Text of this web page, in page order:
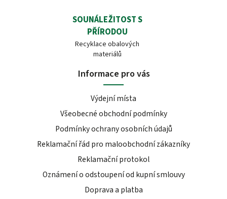
SOUNÁLEŽITOST S
PŘÍRODOU
Recyklace obalových
materiálů
Informace pro vás
Výdejní místa
Všeobecné obchodní podmínky
Podmínky ochrany osobních údajů
Reklamační řád pro maloobchodní zákazníky
Reklamační protokol
Oznámení o odstoupení od kupní smlouvy
Doprava a platba